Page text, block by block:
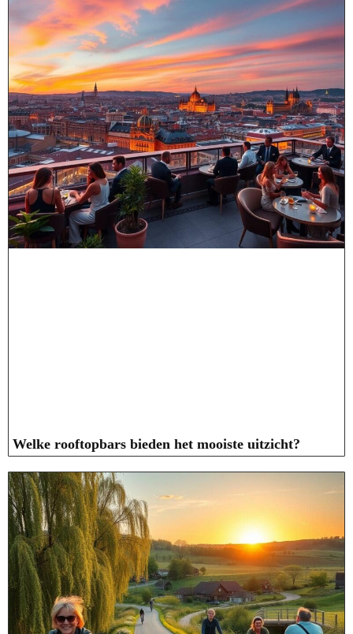
Welke rooftopbars bieden het mooiste uitzicht?